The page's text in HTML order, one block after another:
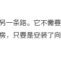
一条路。它不需要
，只要是安装了向